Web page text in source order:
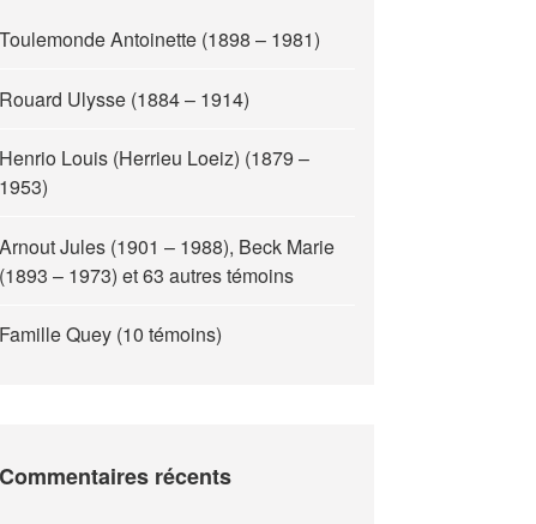
Toulemonde Antoinette (1898 – 1981)
Rouard Ulysse (1884 – 1914)
Henrio Louis (Herrieu Loeiz) (1879 –
1953)
Arnout Jules (1901 – 1988), Beck Marie
(1893 – 1973) et 63 autres témoins
Famille Quey (10 témoins)
Commentaires récents